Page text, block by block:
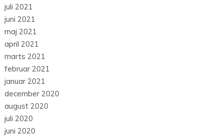
juli 2021
juni 2021
maj 2021
april 2021
marts 2021
februar 2021
januar 2021
december 2020
august 2020
juli 2020
juni 2020